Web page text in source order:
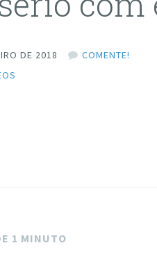
DE 2018
COMENTE!
1 MINUTO